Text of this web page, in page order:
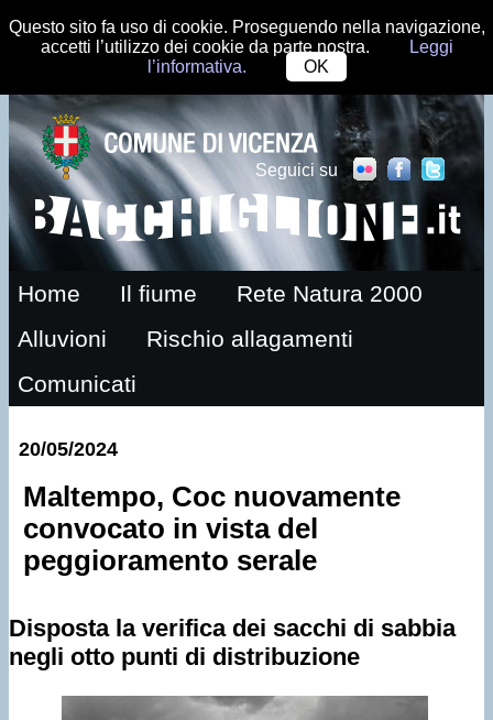
Questo sito fa uso di cookie. Proseguendo nella navigazione,
accetti l’utilizzo dei cookie da parte nostra.
Leggi
l’informativa.
OK
Seguici su
Home Il fiume
Rete Natura 2000
Alluvioni
Rischio allagamenti
Comunicati
20/05/2024
Maltempo, Coc nuovamente
convocato in vista del
peggioramento serale
Disposta la verifica dei sacchi di sabbia
negli otto punti di distribuzione